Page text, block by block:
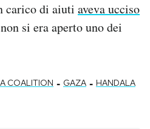
carico di aiuti aveva ucciso
si era aperto uno dei
COALITION - GAZA - HANDALA